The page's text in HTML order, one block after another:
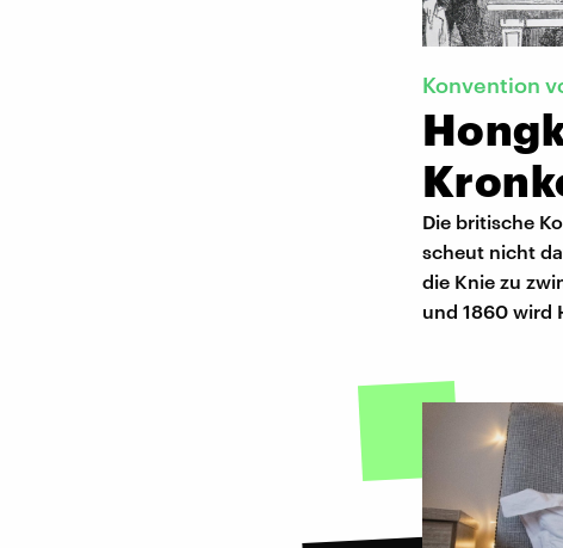
Konvention
Die britische
scheut nicht
die Knie zu
und 1860 wird